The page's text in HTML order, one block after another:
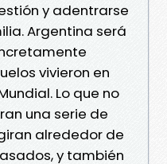
y adentrarse
Argentina será
vivieron en
Lo que no
una serie de
alrededor de
y también